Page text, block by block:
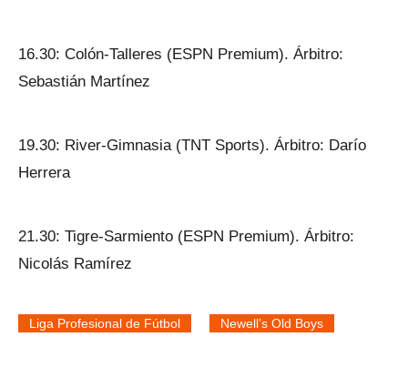
16.30: Colón-Talleres (ESPN Premium). Árbitro:
Sebastián Martínez
19.30: River-Gimnasia (TNT Sports). Árbitro: Darío
Herrera
21.30: Tigre-Sarmiento (ESPN Premium). Árbitro:
Nicolás Ramírez
Liga Profesional de Fútbol Newell’s Old Boys